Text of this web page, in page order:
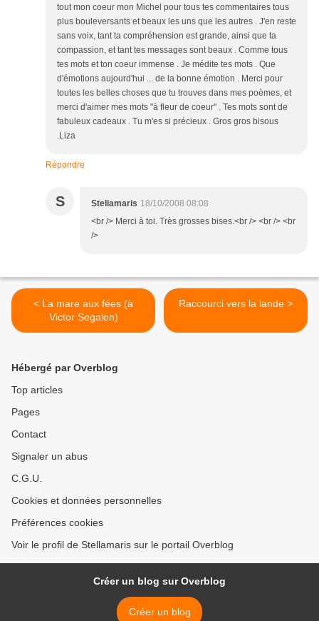
tout mon coeur mon Michel pour tous tes commentaires tous
plus bouleversants et beaux les uns que les autres . J'en reste
sans voix, tant ta compréhension est grande, ainsi que ta
compassion, et tant tes messages sont beaux . Comme tous
tes mots et ton coeur immense . Je médite tes mots . Que
d'émotions aujourd'hui ... de la bonne émotion . Merci pour
toutes les belles choses que tu trouves dans mes poèmes, et
merci d'aimer mes mots "à fleur de coeur" . Tes mots sont de
fabuleux cadeaux . Tu m'es si précieux . Gros gros bisous
.Liza
Répondre
S Stellamaris 18/10/2008 08:08
<br /> Merci à toi. Très grosses bises.<br /> <br /> <br
/>
< La mare aux fées (à
Victor Segalen)
Raccourci vers la lande >
Hébergé par Overblog
Top articles
Pages
Contact
Signaler un abus
C.G.U.
Cookies et données personnelles
Préférences cookies
Voir le profil de Stellamaris sur le portail Overblog
Créer un blog sur Overblog
Créer un blog